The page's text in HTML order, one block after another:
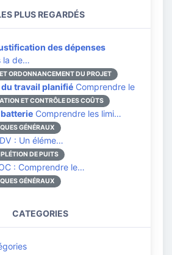
PLUS REGARDÉS
des dépenses
la de…
ORDONNANCEMENT DU PROJET
travail planifié Comprendre le
ET CONTRÔLE DES COÛTS
Comprendre les limi…
GÉNÉRAUX
: Un éléme…
DE PUITS
: Comprendre le…
GÉNÉRAUX
CATEGORIES